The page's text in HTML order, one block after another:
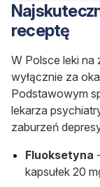
receptę
W Polsce leki na
wyłącznie za
Podstawowym
lekarza
zaburzeń
Fluoksetyna
kapsułek 20